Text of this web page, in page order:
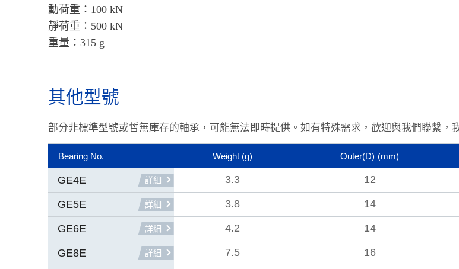
動荷重：100 kN
靜荷重：500 kN
重量：315 g
其他型號
部分非標準型號或暫無庫存的軸承，可能無法即時提供。 如有特殊需求，歡迎與我們聯繫，
Bearing No. Weight (g) Outer(D) (mm)
GE4E 詳細 3.3 12
GE5E 詳細 3.8 14
GE6E 詳細 4.2 14
GE8E 詳細 7.5 16